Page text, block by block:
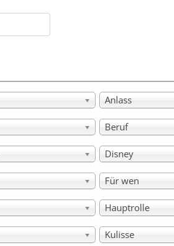
Anlass
Beruf
Disney
Für wen
Hauptrolle
Kulisse